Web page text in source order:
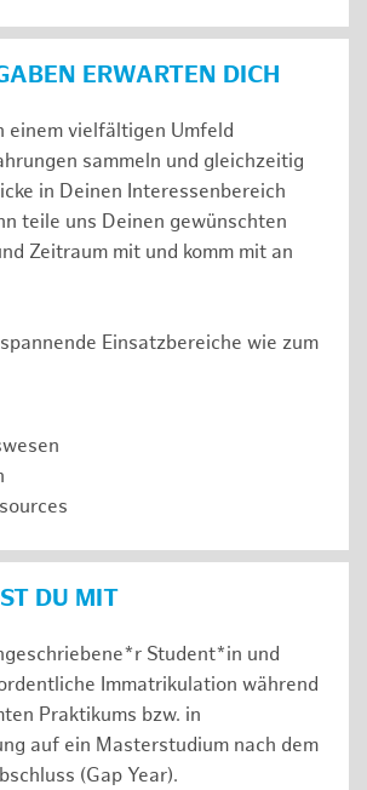
ERWARTEN DICH
einem vielfältigen Umfeld
sammeln und gleichzeitig
in Deinen Interessenbereich
teile uns Deinen gewünschten
Zeitraum mit und komm mit an
Einsatzbereiche wie zum
DU MIT
Student*in und
Immatrikulation während
Praktikums bzw. in
auf ein Masterstudium nach dem
(Gap Year).